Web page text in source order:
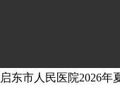
启东市人民医院2026年